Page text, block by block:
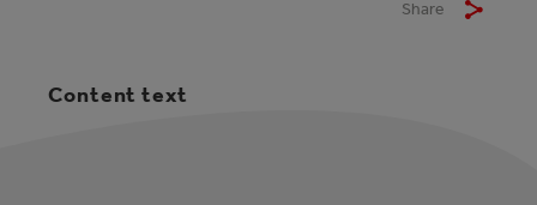
Share
Content text